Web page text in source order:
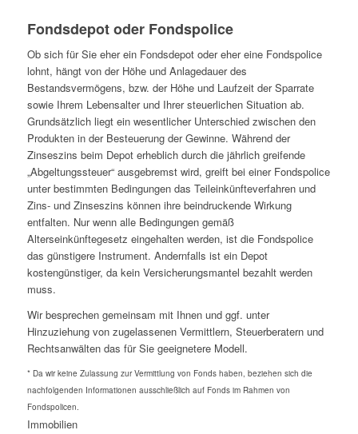
Fondsdepot oder Fondspolice
Ob sich für Sie eher ein Fondsdepot oder eher eine Fondspolice
lohnt, hängt von der Höhe und Anlagedauer des
Bestandsvermögens, bzw. der Höhe und Laufzeit der Sparrate
sowie Ihrem Lebensalter und Ihrer steuerlichen Situation ab.
Grundsätzlich liegt ein wesentlicher Unterschied zwischen den
Produkten in der Besteuerung der Gewinne. Während der
Zinseszins beim Depot erheblich durch die jährlich greifende
„Abgeltungssteuer“ ausgebremst wird, greift bei einer Fondspolice
unter bestimmten Bedingungen das Teileinkünfteverfahren und
Zins- und Zinseszins können ihre beindruckende Wirkung
entfalten. Nur wenn alle Bedingungen gemäß
Alterseinkünftegesetz eingehalten werden, ist die Fondspolice
das günstigere Instrument. Andernfalls ist ein Depot
kostengünstiger, da kein Versicherungsmantel bezahlt werden
muss.
Wir besprechen gemeinsam mit Ihnen und ggf. unter
Hinzuziehung von zugelassenen Vermittlern, Steuerberatern und
Rechtsanwälten das für Sie geeignetere Modell.
* Da wir keine Zulassung zur Vermittlung von Fonds haben, beziehen sich die
nachfolgenden Informationen ausschließlich auf Fonds im Rahmen von
Fondspolicen.
Immobilien